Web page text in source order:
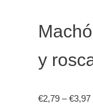
y
€2,79–€3,97